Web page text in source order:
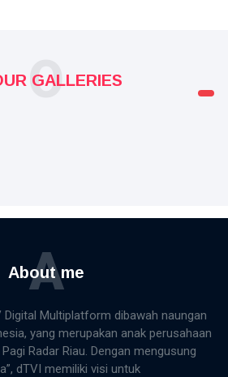
GALLERIES
O
About me
A
Digital Multiplatform dibawah naungan
yang merupakan anak perusahaan
Radar Riau. Dengan mengusung
dTVI memiliki visi untuk